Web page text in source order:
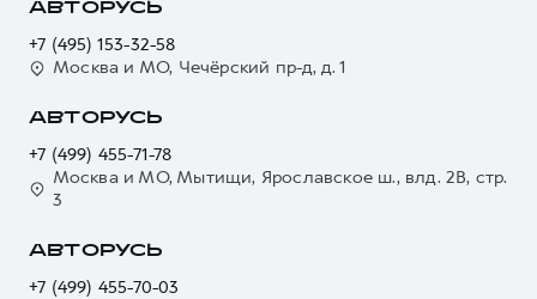
АВТОРУСЬ
+7 (495) 153-32-58
Москва и МО, Чечёрский пр-д, д. 1
АВТОРУСЬ
+7 (499) 455-71-78
Москва и МО, Мытищи, Ярославское ш., влд. 2В, стр.
3
АВТОРУСЬ
+7 (499) 455-70-03